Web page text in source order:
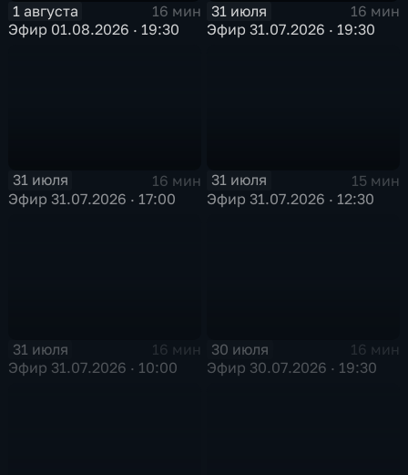
1 августа
16 мин
Эфир 01.08.2026 · 19:30
31 июля
16 мин
Эфир 31.07.2026 · 19:30
31 июля
16 мин
Эфир 31.07.2026 · 17:00
31 июля
15 мин
Эфир 31.07.2026 · 12:30
31 июля
16 мин
Эфир 31.07.2026 · 10:00
30 июля
16 мин
Эфир 30.07.2026 · 19:30